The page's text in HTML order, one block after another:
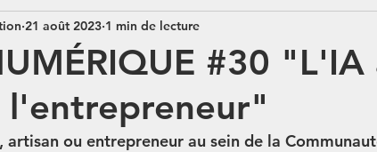
#30 "L'IA
l'entrepreneur"
21 août 2023 1 min de lecture
artisan ou entrepreneur au sein de la